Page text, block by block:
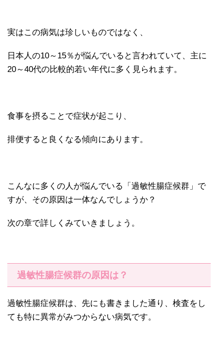
実はこの病気は珍しいものではなく、
日本人の10～15％が悩んでいると言われていて、主に
20～40代の比較的若い年代に多く見られます。
食事を摂ることで症状が起こり、
排便すると良くなる傾向にあります。
こんなに多くの人が悩んでいる「過敏性腸症候群」で
すが、その原因は一体なんでしょうか？
次の章で詳しくみていきましょう。
過敏性腸症候群の原因は？
過敏性腸症候群は、先にも書きました通り、検査をし
ても特に異常がみつからない病気です。